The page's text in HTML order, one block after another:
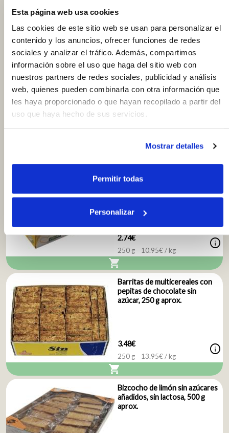
Esta página web usa cookies
Las cookies de este sitio web se usan para personalizar el
contenido y los anuncios, ofrecer funciones de redes
sociales y analizar el tráfico. Además, compartimos
información sobre el uso que haga del sitio web con
nuestros partners de redes sociales, publicidad y análisis
web, quienes pueden combinarla con otra información que
les haya proporcionado o que hayan recopilado a partir del
uso que haya hecho de sus servicios.
Mostrar detalles
Permitir todas
Personalizar
4.48€
250 g 17.95€ / kg info
shopping_cart
Barquillos de chocolate sin
azúcar, 250 g aprox.
10.95€ / kg
Barquillos de coco sin azúcar,
2.74€
250 g 10.95€ / kg info
shopping_cart
Barritas de multicereales con
pepitas de chocolate sin
azúcar, 250 g aprox.
3.48€
250 g 13.95€ / kg info
shopping_cart
Bizcocho de limón sin azúcares
añadidos, sin lactosa, 500 g
aprox.